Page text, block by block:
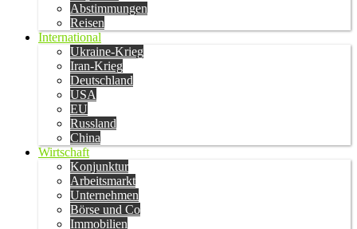
Abstimmungen
Reisen
International
Ukraine-Krieg
Iran-Krieg
Deutschland
USA
EU
Russland
China
Wirtschaft
Konjunktur
Arbeitsmarkt
Unternehmen
Börse und Co
Immobilien